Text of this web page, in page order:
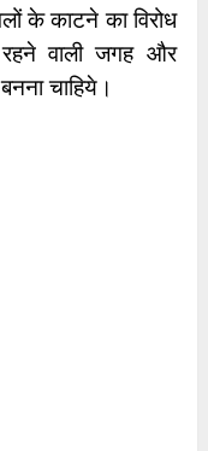
के काटने का विरोध
वाली जगह और
चाहिये।